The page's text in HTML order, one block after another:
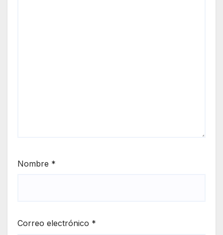
Nombre *
Correo electrónico *